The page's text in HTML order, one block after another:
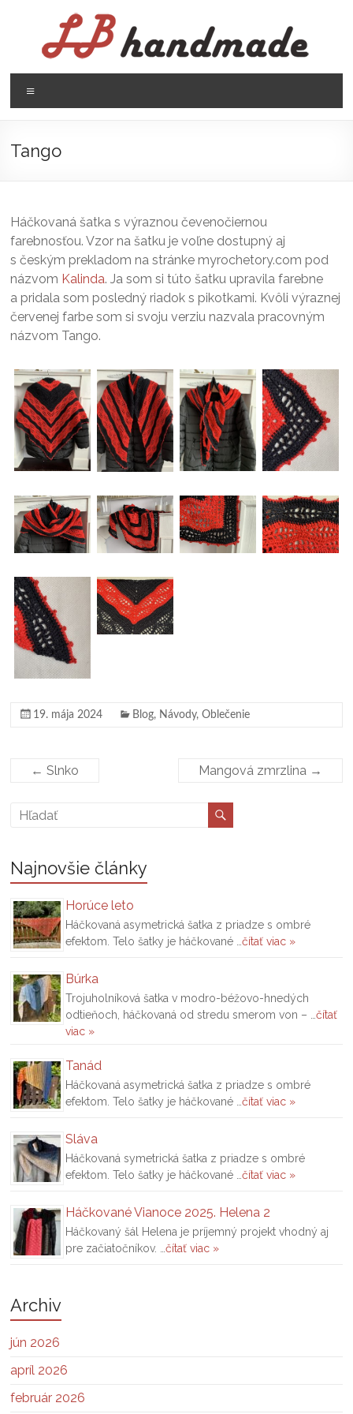
LB
handmade
háčkovanie
pletenie
Tango
Háčkovaná šatka s výraznou čevenočiernou
farebnosťou. Vzor na šatku je voľne dostupný aj
s českým prekladom na stránke myrochetory.com pod
názvom Kalinda. Ja som si túto šatku upravila farebne
a pridala som posledný riadok s pikotkami. Kvôli výraznej
červenej farbe som si svoju verziu nazvala pracovným
názvom Tango.
19. mája 2024 Blog, Návody,Oblečenie
← Slnko Mangová zmrzlina →
Najnovšie články
Horúce leto
Háčkovaná asymetrická šatka z priadze s ombré
efektom. Telo šatky je háčkované …čítať viac »
Búrka
Trojuholníková šatka v modro-béžovo-hnedých
odtieňoch, háčkovaná od stredu smerom von – …čítať
viac »
Tanád
Háčkovaná asymetrická šatka z priadze s ombré
efektom. Telo šatky je háčkované …čítať viac »
Sláva
Háčkovaná symetrická šatka z priadze s ombré
efektom. Telo šatky je háčkované …čítať viac »
Háčkované Vianoce 2025. Helena 2
Háčkovaný šál Helena je príjemný projekt vhodný aj
pre začiatočníkov. …čítať viac »
Archiv
jún 2026
apríl 2026
február 2026